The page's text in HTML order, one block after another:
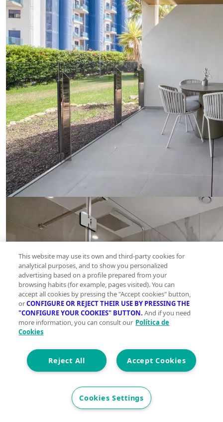
This website may use its own and third-party cookies for
analytical purposes, and to show you personalized
advertising based on a profile prepared from your
browsing habits (for example, pages visited). You can
accept all cookies by pressing the "Accept cookies" button,
orCONFIGURE OR REJECT THEIR USE BY PRESSING THE
"CONFIGURE YOUR COOKIES" BUTTON. And if you need
more information, you can consult our Política de
Cookies
Accept Cookies
Reject All
Cookies Settings